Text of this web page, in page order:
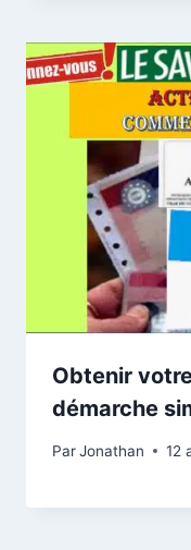
Obtenir
démarche
ParJonathan 12